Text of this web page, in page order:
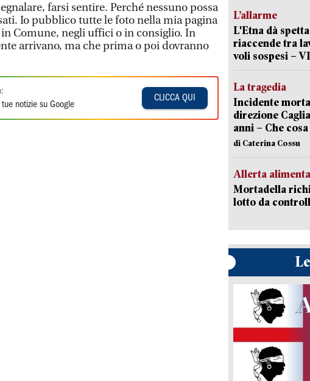
farsi sentire. Perché nessuno possa
Io pubblico tutte le foto nella mia pagina
Comune, negli uffici o in consiglio. In
arrivano, ma che prima o poi dovranno
notizie su Google
CLICCA QUI
L’allarme
L'Etna dà
riaccende tra
voli sospesi –
La tragedia
Incidente
direzione
anni – Che
di Caterina Cossu
Allerta
Mortadella
lotto da